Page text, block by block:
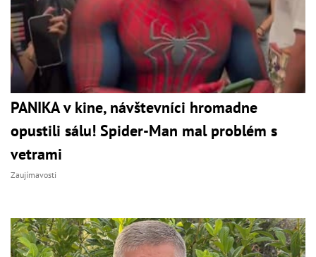
PANIKA v kine, návštevníci hromadne
opustili sálu! Spider-Man mal problém s
vetrami
Zaujímavosti